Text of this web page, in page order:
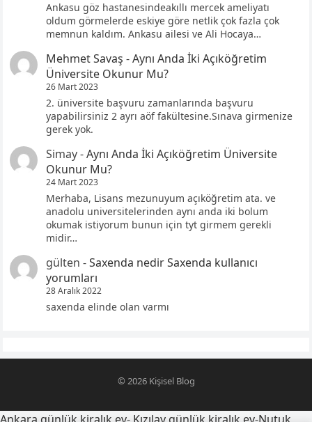
Ankasu göz hastanesindeakıllı mercek ameliyatı
oldum görmelerde eskiye göre netlik çok fazla çok
memnun kaldım. Ankasu ailesi ve Ali Hocaya…
Mehmet Savaş -Aynı Anda İki Açıköğretim
Üniversite Okunur Mu?
26 Mart 2023
2. üniversite başvuru zamanlarında başvuru
yapabilirsiniz 2 ayrı aöf fakültesine.Sınava girmenize
gerek yok.
Simay-Aynı Anda İki Açıköğretim Üniversite
Okunur Mu?
24 Mart 2023
Merhaba, Lisans mezunuyum açıköğretim ata. ve
anadolu universitelerinden aynı anda iki bolum
okumak istiyorum bunun için tyt girmem gerekli
midir…
gülten -Saxenda nedir Saxenda kullanıcı
yorumları
28 Aralık 2022
saxenda elinde olan varmı
© 2026 Kişisel Blog
Ankara günlük kiralık ev- Kızılay günlük kiralık ev-Nutuk